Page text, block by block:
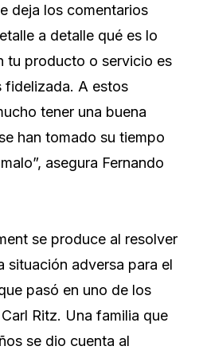
deja los comentarios
a detalle qué es lo
tu producto o servicio es
fidelizada. A estos
tener una buena
han tomado su tiempo
asegura Fernando
se produce al resolver
situación adversa para el
pasó en uno de los
Ritz. Una familia que
se dio cuenta al